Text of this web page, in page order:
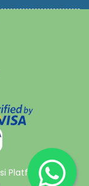
si Platforma E-